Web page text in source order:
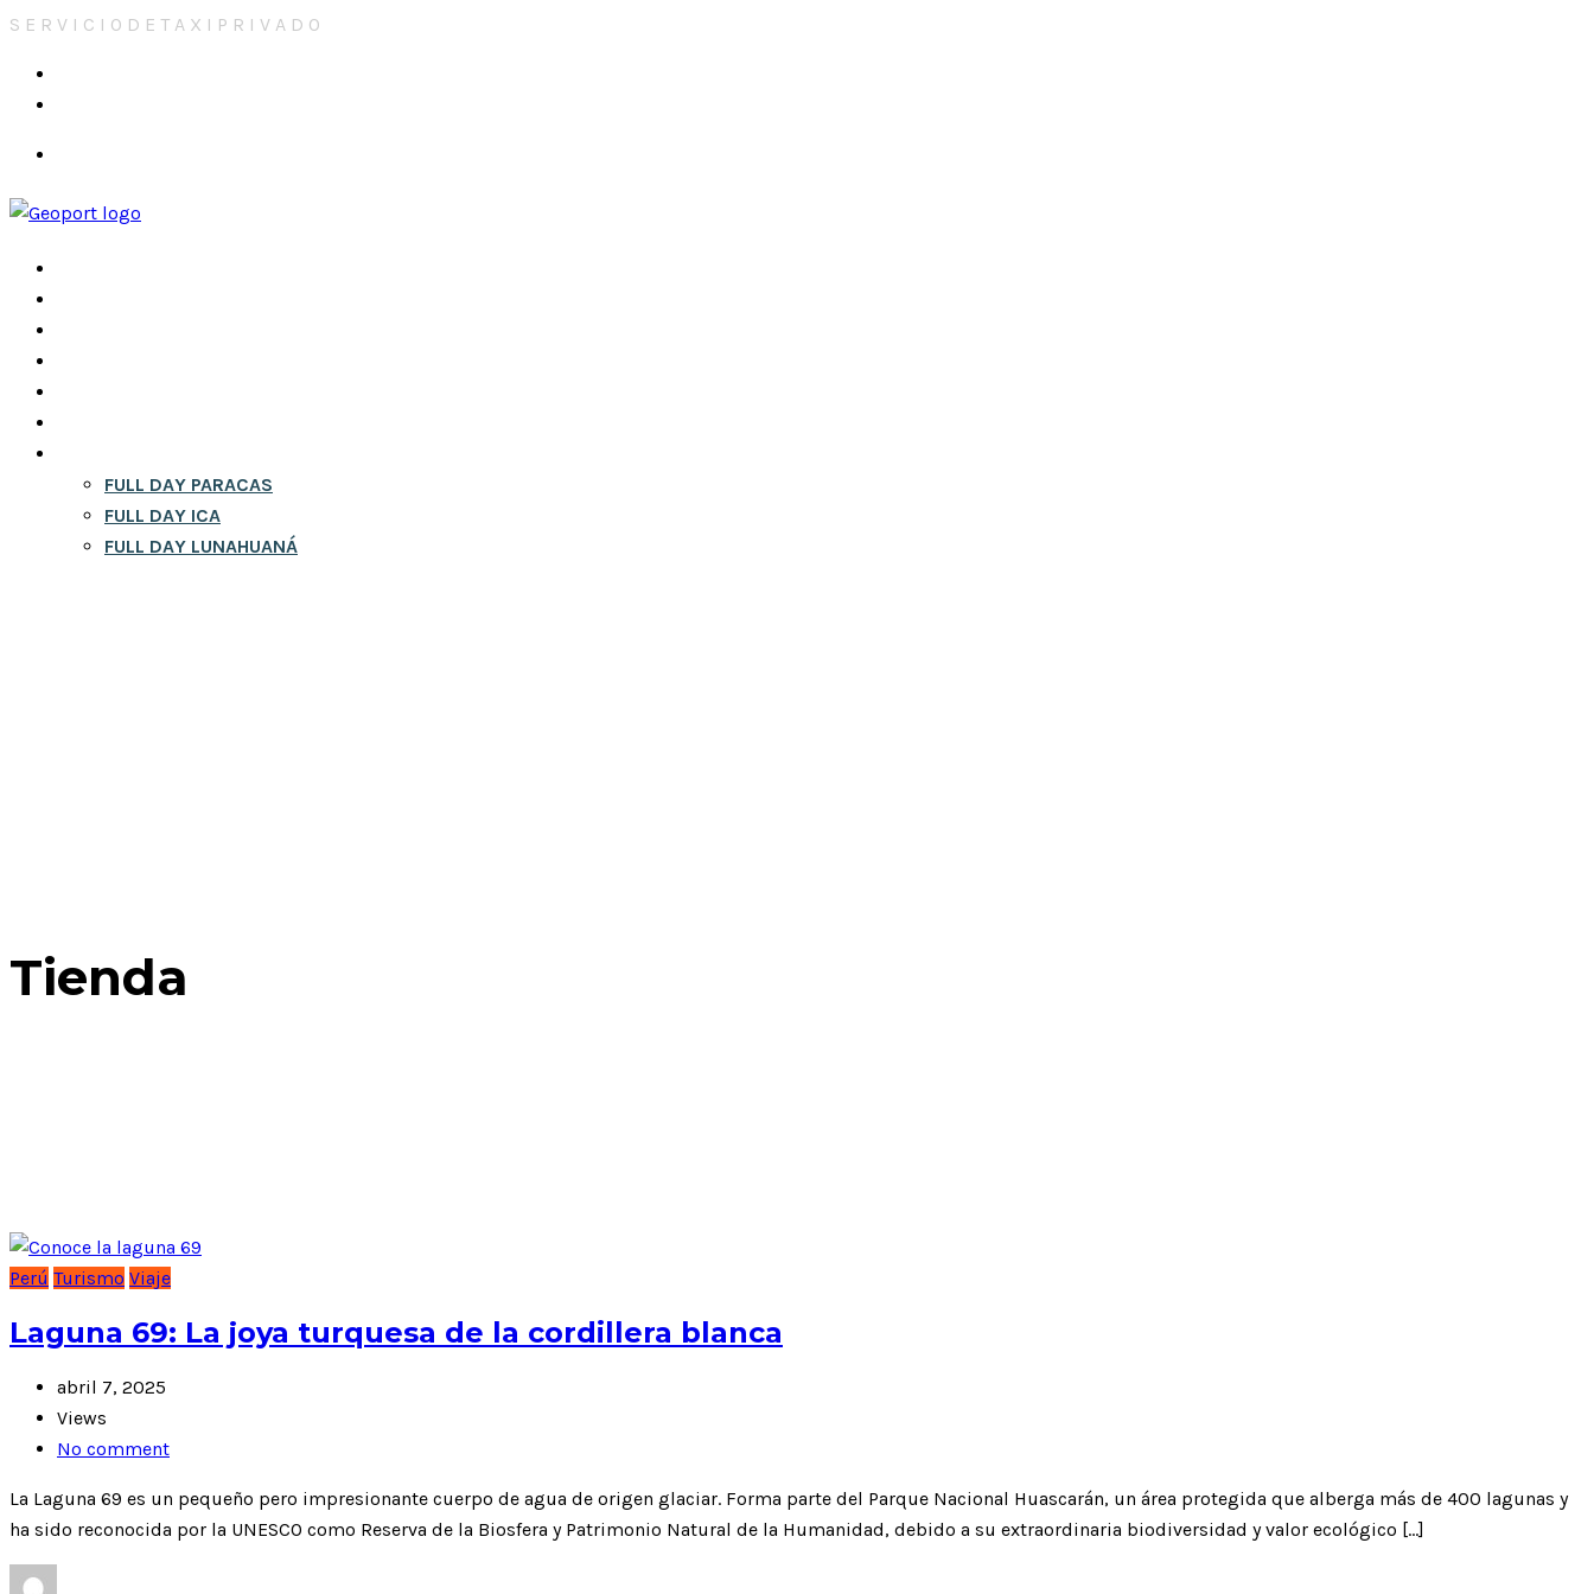
S E R V I C I O D E T A X I P R I V A D O
FULL DAY PARACAS
FULL DAY ICA
FULL DAY LUNAHUANÁ
Tienda
Perú Turismo Viaje
Laguna 69: La joya turquesa de la cordillera blanca
abril 7, 2025
Views
No comment
La Laguna 69 es un pequeño pero impresionante cuerpo de agua de origen glaciar. Forma parte del Parque Nacional Huascarán, un área protegida que alberga más de 400 lagunas y
ha sido reconocida por la UNESCO como Reserva de la Biosfera y Patrimonio Natural de la Humanidad, debido a su extraordinaria biodiversidad y valor ecológico […]